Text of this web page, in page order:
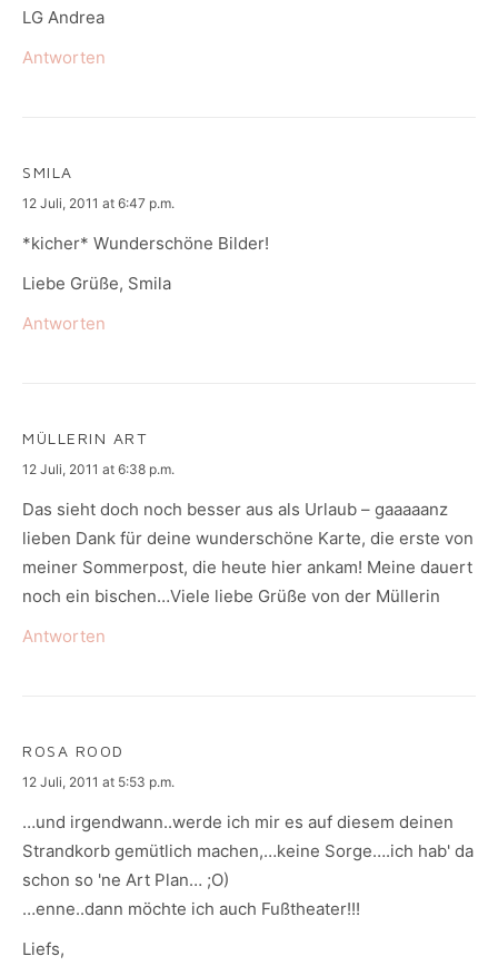
LG Andrea
Antworten
SMILA
says:
12 Juli, 2011 at 6:47 p.m.
*kicher* Wunderschöne Bilder!
Liebe Grüße, Smila
Antworten
MÜLLERIN ART
says:
12 Juli, 2011 at 6:38 p.m.
Das sieht doch noch besser aus als Urlaub – gaaaaanz
lieben Dank für deine wunderschöne Karte, die erste von
meiner Sommerpost, die heute hier ankam! Meine dauert
noch ein bischen…Viele liebe Grüße von der Müllerin
Antworten
ROSA ROOD
says:
12 Juli, 2011 at 5:53 p.m.
…und irgendwann..werde ich mir es auf diesem deinen
Strandkorb gemütlich machen,…keine Sorge….ich hab' da
schon so 'ne Art Plan… ;O)
…enne..dann möchte ich auch Fußtheater!!!
Liefs,